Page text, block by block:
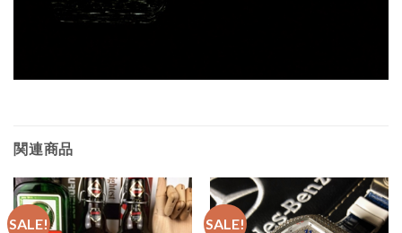
関連商品
SALE! SALE!